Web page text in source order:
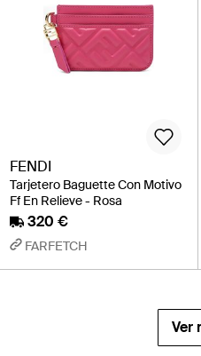
FENDI
Tarjetero Baguette Con Motivo
Ff En Relieve - Rosa
320 €
FARFETCH
Ver